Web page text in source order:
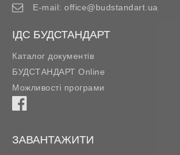
E-mail: office@budstandart.ua
ІДС БУДСТАНДАРТ
Каталог документів
БУДСТАНДАРТ Online
Можливості програми
ЗАВАНТАЖИТИ